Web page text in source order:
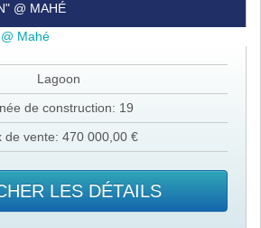
@ MAHÉ
Lagoon
de construction: 19
de vente: 470 000,00 €
LES DÉTAILS